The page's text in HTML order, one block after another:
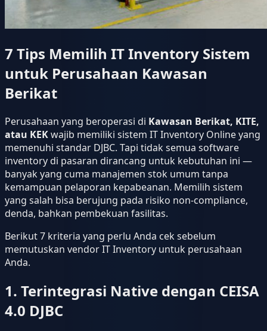
7 Tips Memilih IT Inventory Sistem
untuk Perusahaan Kawasan
Berikat
Perusahaan yang beroperasi di Kawasan Berikat, KITE,
atau KEKwajib memiliki sistem IT Inventory Online yang
memenuhi standar DJBC. Tapi tidak semua software
inventory di pasaran dirancang untuk kebutuhan ini —
banyak yang cuma manajemen stok umum tanpa
kemampuan pelaporan kepabeanan. Memilih sistem
yang salah bisa berujung pada risiko non-compliance,
denda, bahkan pembekuan fasilitas.
Berikut 7 kriteria yang perlu Anda cek sebelum
memutuskan vendor IT Inventory untuk perusahaan
Anda.
1. Terintegrasi Native dengan CEISA
4.0 DJBC